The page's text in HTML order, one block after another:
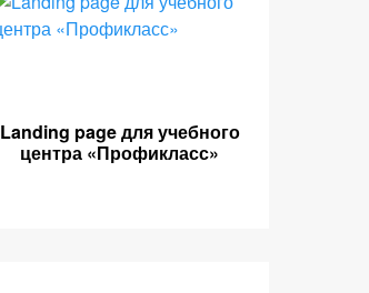
Landing page для учебного
центра «Профикласс»